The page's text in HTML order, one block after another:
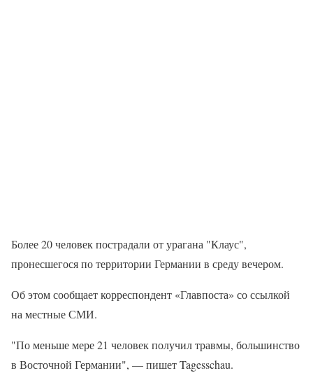
Более 20 человек пострадали от урагана "Клаус",
пронесшегося по территории Германии в среду вечером.
Об этом сообщает корреспондент «Главпоста» со ссылкой
на местные СМИ.
"По меньше мере 21 человек получил травмы, большинство
в Восточной Германии", — пишет Tagesschau.